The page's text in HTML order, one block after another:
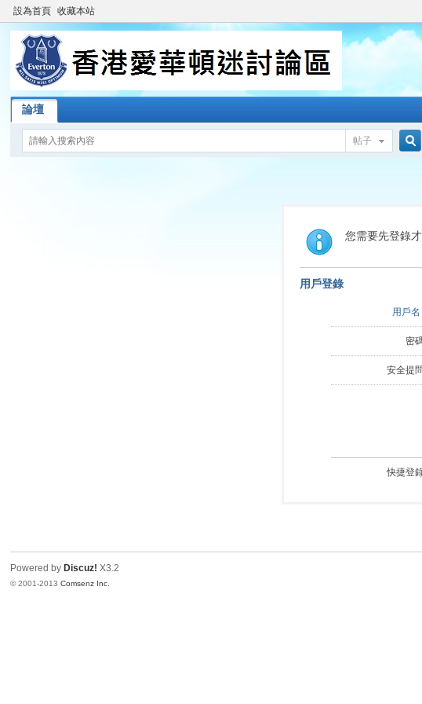
設為首頁 收藏本站
論壇
帖子
索
您需要先登錄
用戶登錄
用戶名
密
安全提
快捷登
Powered by Discuz! X3.2
© 2001-2013Comsenz Inc.